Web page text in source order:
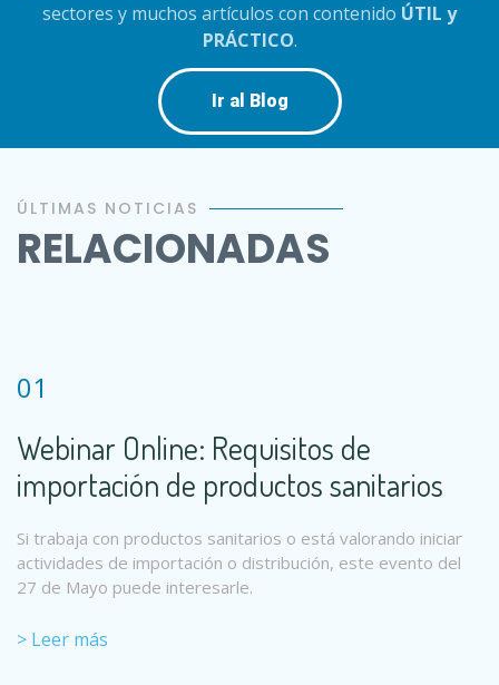
sectores y muchos artículos con contenido ÚTIL y
PRÁCTICO.
Ir al Blog
ÚLTIMAS NOTICIAS
RELACIONADAS
01
Webinar Online: Requisitos de
importación de productos sanitarios
Si trabaja con productos sanitarios o está valorando iniciar
actividades de importación o distribución, este evento del
27 de Mayo puede interesarle.
> Leer más